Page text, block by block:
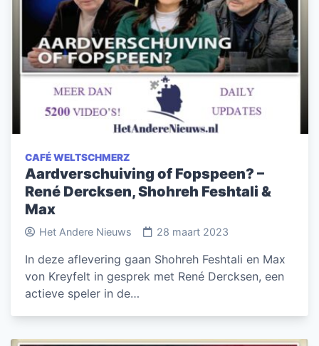
CAFÉ WELTSCHMERZ
Aardverschuiving of Fopspeen? –
René Dercksen, Shohreh Feshtali &
Max
Het Andere Nieuws 28 maart 2023
In deze aflevering gaan Shohreh Feshtali en Max
von Kreyfelt in gesprek met René Dercksen, een
actieve speler in de…